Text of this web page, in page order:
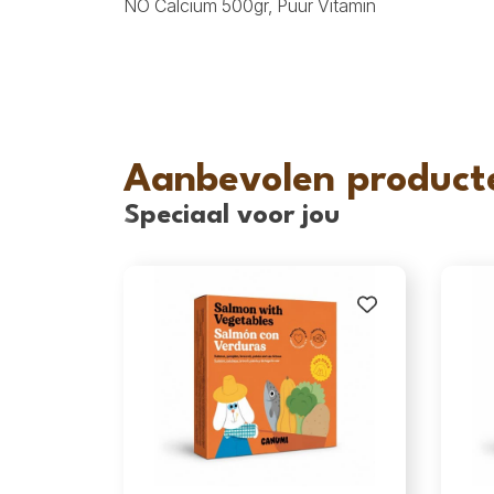
NO Calcium 500gr, Puur Vitamin
Aanbevolen
Speciaal voor jou